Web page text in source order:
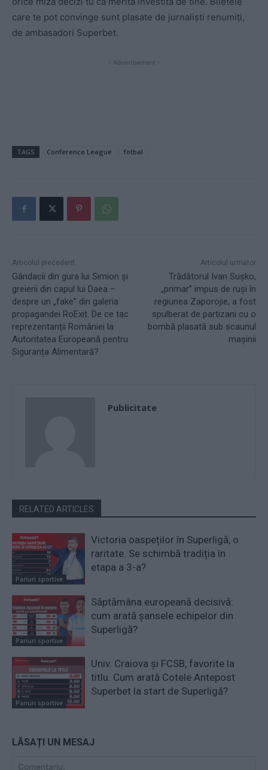
care te pot convinge sunt plasate de jurnaliști renumiți,
de ambasadori Superbet.
- Advertisement -
TAGS Conference League fotbal
Articolul precedent
Gândacii din gura lui Simion și
greierii din capul lui Daea –
despre un „fake” din galeria
propagandei RoExit. De ce tac
reprezentanții României la
Autoritatea Europeană pentru
Siguranța Alimentară?
Articolul următor
Trădătorul Ivan Sușko,
„primar” impus de ruși în
regiunea Zaporojie, a fost
spulberat de partizani cu o
bombă plasată sub scaunul
mașinii
Publicitate
RELATED ARTICLES
Pariuri sportive
Victoria oaspeților în Superligă, o
raritate. Se schimbă tradiția în
etapa a 3-a?
Pariuri sportive
Săptămâna europeană decisivă:
cum arată șansele echipelor din
Superligă?
Pariuri sportive
Univ. Craiova și FCSB, favorite la
titlu. Cum arată Cotele Antepost
Superbet la start de Superligă?
LĂSAȚI UN MESAJ